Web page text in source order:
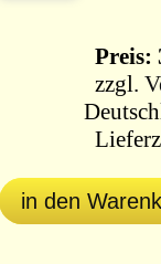
Preis:
zzgl.
in den